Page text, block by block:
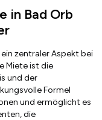
in Bad Orb
zentraler Aspekt bei
Miete ist die
und der
Formel
und ermöglicht es
die